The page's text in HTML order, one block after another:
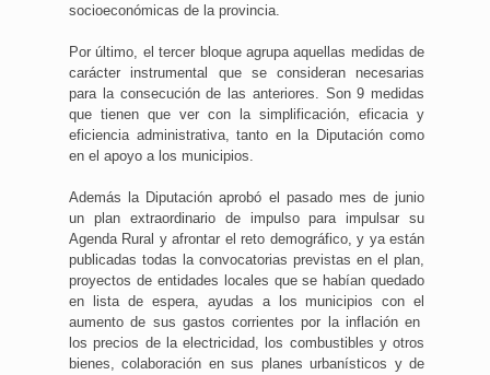
socioeconómicas de la provincia.
Por último, el tercer bloque agrupa aquellas medidas de
carácter instrumental que se consideran necesarias
para la consecución de las anteriores. Son 9 medidas
que tienen que ver con la simplificación, eficacia y
eficiencia administrativa, tanto en la Diputación como
en el apoyo a los municipios.
Además la Diputación aprobó el pasado mes de junio
un plan extraordinario de impulso para impulsar su
Agenda Rural y afrontar el reto demográfico, y ya están
publicadas todas la convocatorias previstas en el plan,
proyectos de entidades locales que se habían quedado
en lista de espera, ayudas a los municipios con el
aumento de sus gastos corrientes por la inflación en
los precios de la electricidad, los combustibles y otros
bienes, colaboración en sus planes urbanísticos y de